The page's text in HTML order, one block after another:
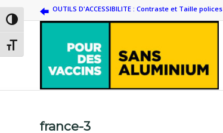
Passer en contraste élevé
Changer la taille de la police
OUTILS D'ACCESSIBILITE : Contraste et Taille polices
france-3